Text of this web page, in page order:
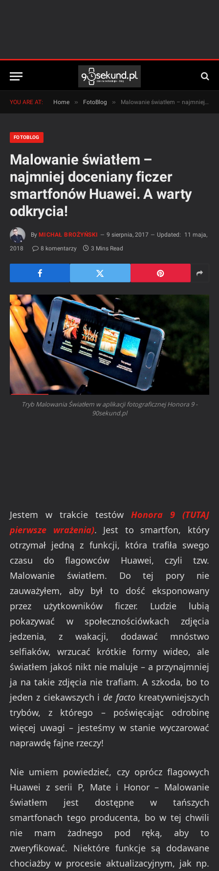
YOU ARE AT: Home » FotoBlog » Malowanie światłem – najmniej doceniany ficzer smartfonów Huawei. A warty odkrycia!
FOTOBLOG
Malowanie światłem –
najmniej doceniany ficzer
smartfonów Huawei. A warty
odkrycia!
By MICHAŁ BROŻYŃSKI 9 sierpnia, 2017 Updated:
11 maja,
2018
8 komentarzy 3 Mins Read
Tryb Malowania Światłem w aplikacji fotograficznej Honora 9 -
90sekund.pl
Jestem w trakcie testów Honora 9 (TUTAJ
pierwsze wrażenia). Jest to smartfon, który
otrzymał jedną z funkcji, która trafiła swego
czasu do flagowców Huawei, czyli tzw.
Malowanie światłem. Do tej pory nie
zauważyłem, aby był to dość eksponowany
przez użytkowników ficzer. Ludzie lubią
pokazywać w społecznościówkach zdjęcia
jedzenia, z wakacji, dodawać mnóstwo
selfiaków, wrzucać krótkie formy wideo, ale
światłem jakoś nikt nie maluje – a przynajmniej
ja na takie zdjęcia nie trafiam. A szkoda, bo to
jeden z ciekawszych i de facto kreatywniejszych
trybów, z którego – poświęcając odrobinę
więcej uwagi – jesteśmy w stanie wyczarować
naprawdę fajne rzeczy!
Nie umiem powiedzieć, czy oprócz flagowych
Huawei z serii P, Mate i Honor – Malowanie
światłem jest dostępne w tańszych
smartfonach tego producenta, bo w tej chwili
nie mam żadnego pod ręką, aby to
zweryfikować. Niektóre funkcje są dodawane
chociażby w procesie aktualizacyjnym, jak np.